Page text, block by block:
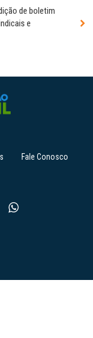
de boletim
e
Fale Conosco